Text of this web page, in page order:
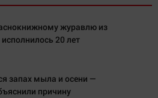
журавлю из
20 лет
запах мыла и осени —
причину